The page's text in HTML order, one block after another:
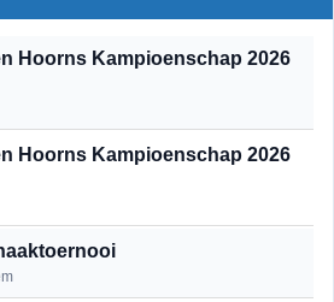
Hoorns Kampioenschap 2026
Hoorns Kampioenschap 2026